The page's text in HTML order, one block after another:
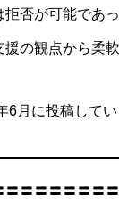
否が可能であっ
の観点から柔
月に投稿してい
〓〓〓〓〓〓〓